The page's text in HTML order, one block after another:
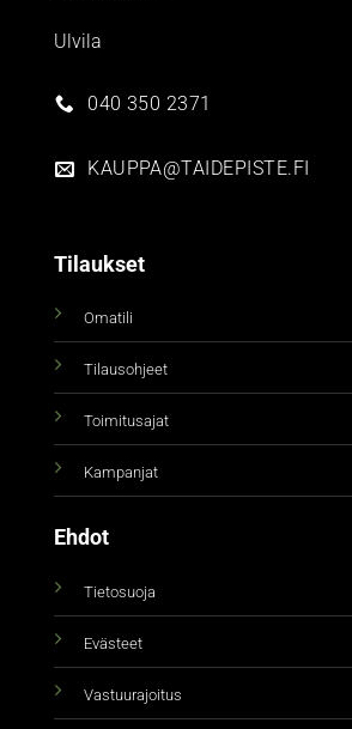
Ulvila
040 350 2371
KAUPPA@TAIDEPISTE.FI
Tilaukset
Omatili
Tilausohjeet
Toimitusajat
Kampanjat
Ehdot
Tietosuoja
Evästeet
Vastuurajoitus